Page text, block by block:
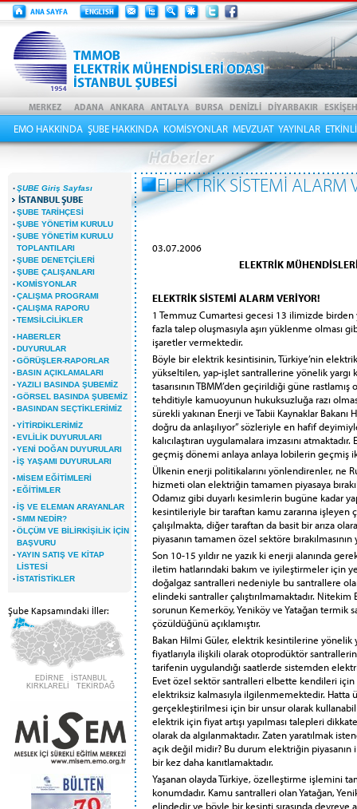
EMO HAKKINDA ŞUBE HAKKINDA KOMİSYONLAR MEVZUAT YAYINLAR
·ŞUBE Giriş Sayfası
İSTANBUL ŞUBE
·ŞUBE TARİHÇESİ
·ŞUBE YÖNETİM KURULU
·ŞUBE YÖNETİM KURULU
TOPLANTILARI
·ŞUBE DENETÇİLERİ
·ŞUBE ÇALIŞANLARI
·KOMİSYONLAR
·ÇALIŞMA PROGRAMI
·ÇALIŞMA RAPORU
·TEMSİLCİLİKLER
·HABERLER
·DUYURULAR
·GÖRÜŞLER-RAPORLAR
·BASIN AÇIKLAMALARI
·YAZILI BASINDA ŞUBEMİZ
·GÖRSEL BASINDA ŞUBEMİZ
·BASINDAN SEÇTİKLERİMİZ
·YİTİRDİKLERİMİZ
·EVLİLİK DUYURULARI
·YENİ DOĞAN DUYURULARI
·İŞ YAŞAMI DUYURULARI
·MİSEM EĞİTİMLERİ
·EĞİTİMLER
·İŞ VE ELEMAN ARAYANLAR
·SMM NEDİR?
·ÖLÇÜM VE BİLİRKİŞİLİK İÇİN
BAŞVURU
·YAYIN SATIŞ VE KİTAP
LİSTESİ
·İSTATİSTİKLER
Şube Kapsamındaki İller:
EDİRNE İSTANBUL
KIRKLARELİ TEKİRDAĞ
ELEKTRİK SİSTEMİ ALARM
03.07.2006
ELEKTRİK
ELEKTRİK SİSTEMİ ALARM VERİYOR!
1 Temmuz Cumartesi gecesi 13 ilimizde birden
fazla talep oluşmasıyla aşırı yüklenme olması
işaretler vermektedir.
Böyle bir elektrik kesintisinin, Türkiye’nin
yükseltilen, yap-işlet santrallerine yönelik yargı
tasarısının TBMM’den geçirildiği güne
tehditiyle kamuoyunun hukuksuzluğa razı
sürekli yakınan Enerji ve Tabii Kaynaklar
doğru da anlaşılıyor” sözleriyle en hafif
kalıcılaştıran uygulamalara imzasını
geçmiş dönemi anlaya anlaya lobilerin geçmiş
Ülkenin enerji politikalarını yönlendirenler, ne
hizmeti olan elektriğin tamamen piyasaya
Odamız gibi duyarlı kesimlerin bugüne kadar
kesintileriyle bir taraftan kamu zararına
çalışılmakta, diğer taraftan da basit bir arıza
piyasanın tamamen özel sektöre
Son 10-15 yıldır ne yazık ki enerji alanında
iletim hatlarındaki bakım ve iyileştirmeler için
doğalgaz santralleri nedeniyle bu santrallere
elindeki santraller çalıştırılmamaktadır.
sorunun Kemerköy, Yeniköy ve Yatağan termik
çözüldüğünü açıklamıştır.
Bakan Hilmi Güler, elektrik kesintilerine yönelik
fiyatlarıyla ilişkili olarak otoprodüktör
tarifenin uygulandığı saatlerde sistemden
Evet özel sektör santralleri elbette kendileri
elektriksiz kalmasıyla ilgilenmemektedir. Hatta
gerçekleştirilmesi için bir unsur olarak
elektrik için fiyat artışı yapılması talepleri
olarak da algılanmaktadır. Zaten yaratılmak
açık değil midir? Bu durum elektriğin
bir kez daha kanıtlamaktadır.
Yaşanan olayda Türkiye, özelleştirme işlemini
konumdadır. Kamu santralleri olan Yatağan,
elindedir ve böyle bir kesinti sırasında devreye